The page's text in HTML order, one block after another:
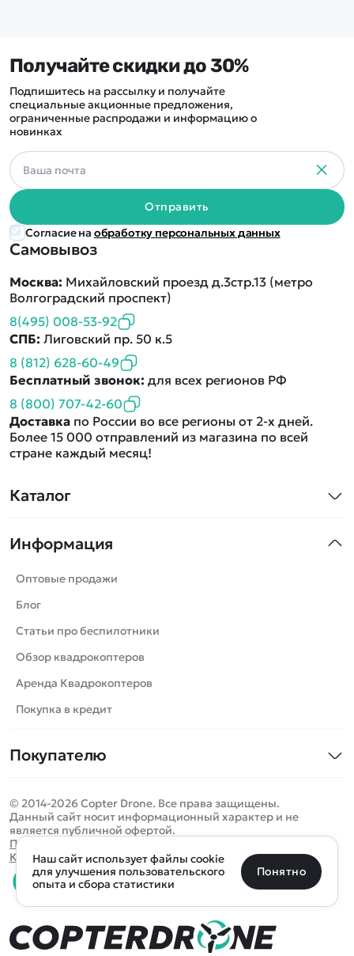
Каталог
Машинки
Танки
Вертолеты
Катера
Роботы
Самолеты
Сборные модели
Спецтехника
Игрушки
Запчасти для моделей
Бренды
Информация
Оптовые продажи
Блог
Статьи про беспилотники
Обзор квадрокоптеров
Аренда Квадрокоптеров
Покупка в кредит
Покупателю
Оплата и доставка
Помощь
Отследить заказ
Оплата на сайте
Самовывоз
Москва: Михайловский проезд д.3стр.13 (метро
Волгоградский проспект)
8(495) 008-53-92
СПБ: Лиговский пр. 50 к.5
8 (812) 628-60-49
Бесплатный звонок: для всех регионов РФ
8 (800) 707-42-60
Доставка по России во все регионы от 2-х дней.
Более 15 000 отправлений из магазина по всей
стране каждый месяц!
Получайте скидки до 30%
Подпишитесь на рассылку и получайте
специальные акционные предложения,
ограниченные распродажи и информацию о
новинках
Отправить
Согласие на обработку персональных данных
© 2014-2026 Copter Drone. Все права защищены.
Данный сайт носит информационный характер и не
является публичной офертой.
Политика конфиденциальности
Карта сайта
0 товаров Очистить
0 ₽ В корзину
Определить местоположение
Санкт-Петербург Москва Майкоп Уфа
Все подборки
Ещё более 300 населённых пунктов
Наш сайт использует файлы cookie
для улучшения пользовательского
опыта и сбора статистики
Понятно